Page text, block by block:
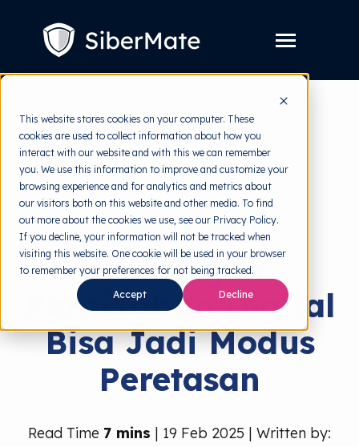
This website stores cookies on your computer. These
cookies are used to collect information about how you
interact with our website and with this we can remember
you. We use this information to improve and customize your
browsing experience and for analytics and metrics about
our visitors both on this website and other media. To find
out more about the cookies we use, see our Privacy Policy.
If you decline, your information will not be tracked when
visiting this website. One cookie will be used in your browser
to remember your preferences for not being tracked.
Accept Decline
Toggle
Layanan
children
for
Layanan
Harga
Resources Toggle
children
for
Resources
Tools Gratis Toggle
children
for
Tools
Tentang
Coba Gratis
back to HRMI
Cyber Threats
Hati-Hati!
Undangan
Pernikahan Digital
Bisa Jadi Modus
Peretasan
Read Time 7 mins | 19 Feb 2025 | Written by: